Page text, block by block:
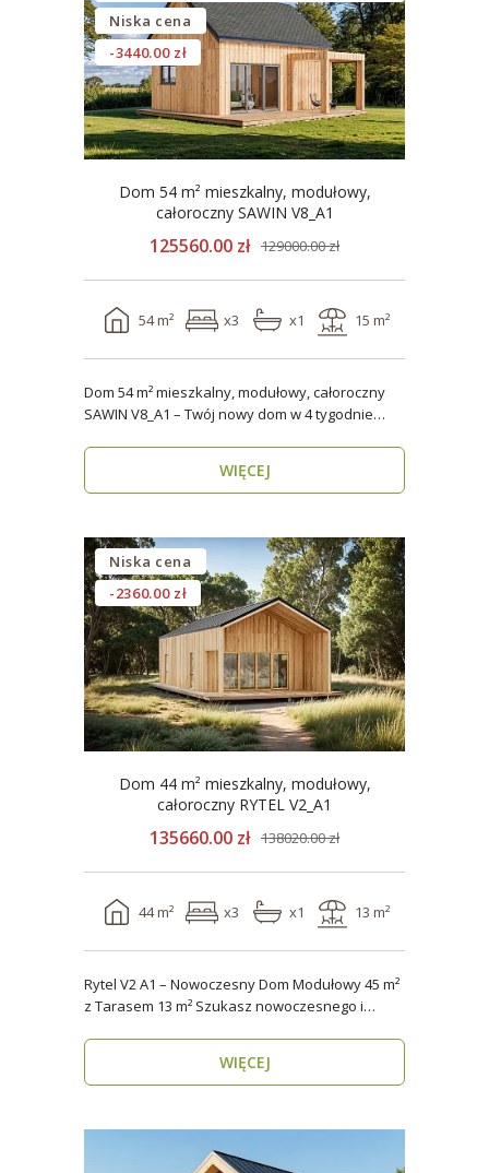
Niska cena
-3440.00 zł
Dom 54 m² mieszkalny, modułowy,
całoroczny SAWIN V8_A1
125560.00 zł 129000.00 zł
54 m² x3 x1 15 m²
Dom 54 m² mieszkalny, modułowy, całoroczny
SAWIN V8_A1 – Twój nowy dom w 4 tygodnie
WIĘCEJ
Niska cena
-2360.00 zł
Dom 44 m² mieszkalny, modułowy,
całoroczny RYTEL V2_A1
135660.00 zł 138020.00 zł
44 m² x3 x1 13 m²
Rytel V2 A1 – Nowoczesny Dom Modułowy 45 m²
z Tarasem 13 m² Szukasz nowoczesnego i
WIĘCEJ